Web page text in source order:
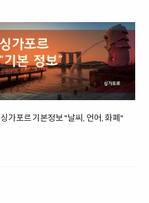
싱가포르 기본정보 "날씨, 언어, 화폐"